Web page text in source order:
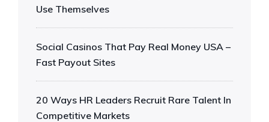
Use Themselves
Social Casinos That Pay Real Money USA –
Fast Payout Sites
20 Ways HR Leaders Recruit Rare Talent In
Competitive Markets